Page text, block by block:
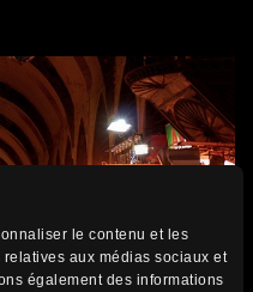
le contenu et les
aux médias sociaux et
également des informations